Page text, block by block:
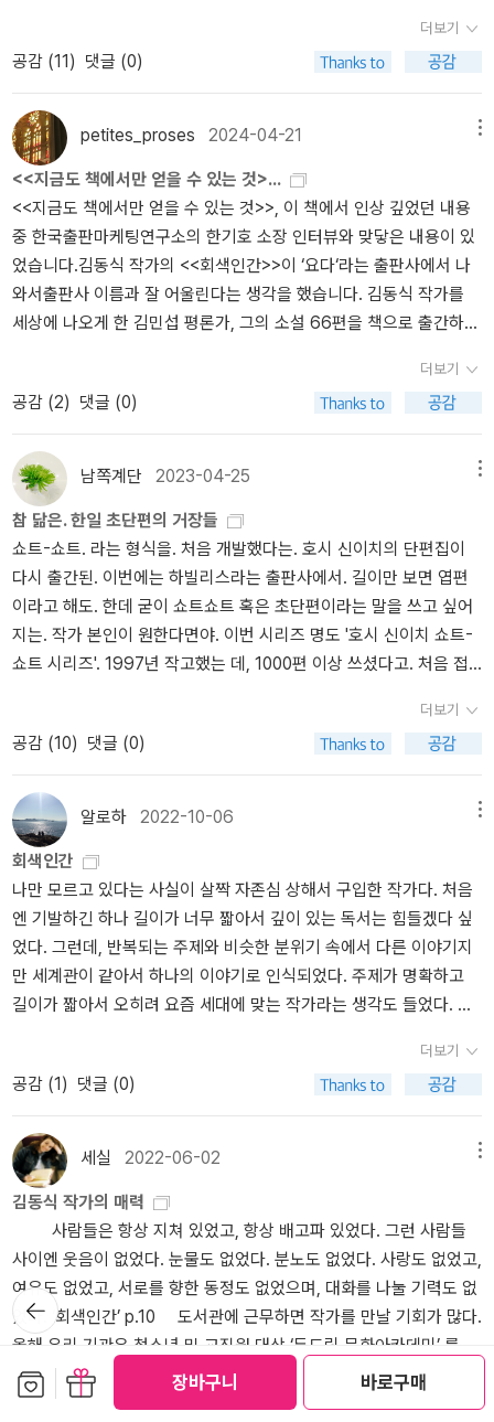
장바구니 바로구매
그런지 흥미 본위에 플러스 알파로 곁들인 약간의 메세지 정도로만
는 아니고; 물론 그 정도로 바라지는 않지만. 나는 과거에 순수 문학이
설에도 구성이나 문체가 신선하면서도 꽤 수준있는 작품들이 있었다.
그러나 이 책의 작가가 출판관계인에게 호평들은 '천재'의 반열인지까
지는 모르겠다. 작가의 인간승리적인 삶의 역정은 분명 글을 쓰는 데
나 남다른 이력을 어필하는데 좋은 자산이 되긴 할 것이다. 하지만 작
품 자체만으로 봤을 때, 소재의 독특함은 있지만 나머지 부분의 성취
에서 '천재'라고 할 만한 정도인지는 갸우뚱하게 된다. 천재로 정말 인
정 받으려면 더 노력해야 한다 (나는 노력해서도 천재가 될 수 있다고
생각한다).
말꽃짓기가 끝나지 않아요. 그저 고개 하나를 넘어가고서 쉴 뿐입니
다. 누리글집 가운데 ‘알라딘서재’를 찾아온 분이 ‘555만 5555’ 발걸
음이 넘어갑니다. 요즈음은 하루에도 발걸음 100만쯤 거뜬히 넘기는
분이 수두룩한데, 우리말꽃을 가다듬는 일꾼이 글을 올리는 누리집
한 곳에 ‘555 + 5555’가 찍히는 모습은 새삼스럽습니다. 돈을 안 벌
마음은 아니되, 돈만 벌 마음이 아니라서 유튜브를 할 마음이 아예 없
습니다. 그저 말과 글을 여미고 추스르고 돌보고 가꾸는 하루입니다.
이다음 ‘666 + 6666’이라는 발자국이 남는 길까지 새삼스레 걷자고
생각합니다. 섣달잔치란, 남이 나한테 베푸는 빛이 아닌, 내가 나한테
베풀면서 어느새 둘레에 밝게 피어아는 살림길이라는 하루라고 느낍
니다. 집일을 하고 살림을 헤아립니다. 읽으면서 쓰고, 쓰면서 읽습니
는 새와 풀벌레와 개구리와 뱀과 두꺼비와 벌나비와 뭇숨결을 헤아립
니다. 모두 한마음이기에 나란히 해바람비를 맞이하고, 겨울추위와
여름더위를 누립니다.ㅍㄹㄴ* 새로운 우리말꽃(국어사전) 짓는 일에
길동무 하기http://blog.naver.com/hbooklove/28525158* ‘말꽃
짓는 책숲, 숲노래’ 지기(최종규)가 쓴 책을 즐거이 장만해 주셔도 새
로운 우리말꽃(국어사전)을 짓는 길을 아름답게 도울 수 있습니다
더보기
공감 (11) 댓글 (0)
petites_proses 2024-04-21
<<지금도 책에서만 얻을 수 있는 것>...
<<지금도 책에서만 얻을 수 있는 것>>, 이 책에서 인상 깊었던 내용
중 한국출판마케팅연구소의 한기호 소장 인터뷰와 맞닿은 내용이 있
었습니다.김동식 작가의 <<회색인간>>이 ‘요다‘라는 출판사에서 나
와서출판사 이름과 잘 어울린다는 생각을 했습니다. 김동식 작가를
세상에 나오게 한 김민섭 평론가, 그의 소설 66편을 책으로 출간하고
출판사 중 하나라고 합니다. 한기로 소장은 창비에서 <<나의 문화 유
산 답사기>>, <<나는 빠리의 택시운전사>>, <<소설 동의보감>> 등
의영업자였다고 하시네요. (편집자와는 다른가요?)<<지금도 책에서
만 얻을 수 있는 것>>과 맞닿은 구절을아래 독서신문에 실린 인터뷰
에서 발췌했습니다. ˝요즘 사람들이 책을 안 읽는다고는 하지만, 뭔가
다른 것을 많이 읽기 시작했어요. 우리가 알던 독서의 행위가 줄어든
것은 사실이지만, 우리는 뭔가를 게걸스럽게 읽어대고 있어요. 특히
젊은 세대들은 읽기를 멈추지 않죠. 지하철에서 종이책을 읽는 사람
은 많지 않지만, 웹툰을 읽든 웹소설을 읽든 뭔가를 읽는 사람들은 점
점 늘어나고 있어요. 독서의 소외가 아니라, 독서의 범람이라고 볼 수
있겠지요.˝http://www.readersnews.com/news/articleView.htm
더보기
공감 (2) 댓글 (0)
남쪽계단 2023-04-25
참 닮은. 한일 초단편의 거장들
쇼트-쇼트. 라는 형식을. 처음 개발했다는. 호시 신이치의 단편집이
다시 출간된. 이번에는 하빌리스라는 출판사에서. 길이만 보면 엽편
이라고 해도. 한데 굳이 쇼트쇼트 혹은 초단편이라는 말을 쓰고 싶어
지는. 작가 본인이 원한다면야. 이번 시리즈 명도 '호시 신이치 쇼트-
쇼트 시리즈'. 1997년 작고했는 데, 1000편 이상 쓰셨다고. 처음 접
서울도서관에 우연히 발견한 '호시 신이치의 플라시보 시리즈'. 지식
여행 출판사에서 2007~2008년에 33권까지 나왔었다는 데. 서울도
서관에 20권 가량 들어와 있었던. 10권인가 15권인가 읽고. 읽은 책
과 읽지 않은 책이 헷갈리는 지경이 되면서. 손을 놨었던. 그리고. 김
동식 작가의 작품을 봤던게. 대략 10년 후 2017~18년이었던. 굳이
부연하자면 호시 신이치 사후 20년 후. 이 양반은 원래 공포 게시판에
글을 올리던 양반이라. 짧게 쓰던 게 특징으로 굳어진 케이스라고. 한
데 처음 읽으면서부터 호시 신이치와 참 닮았다는 생각을 했었던. 초
단편. 의 형식에서 두각을 나타내려면. 비슷해져야만 하는 걸까. 하는
생각이 들 정도로. 다작인 것도 비슷한. 2017년 출판사 요다에서 _회
색인간_, _세상에서 가장 약한 요괴_, _13일의 김남우_를 동시에 출간
낼 정도였으니. 5년만에 10권을. 매년 2권꼴로.거기에 2018년에는
독서토론지도서(?)인 _김동식 소설집으로 토론하기_를 내기도 했고.
2021년 박스세트를 내고 얼마 지나지 않아 창작지침서 _초단편 소설
쓰기_를 내기도 했던. 여기서 '초단편'이라는 용어를 굳이 쓰는 유래
도 여기서. 대단한 생산성이 아닐 수 없는. 2022년에도 요다에서 계
속 _궤변 말하기 대회_, _청부살인 협동조합_, 2023년에는 _인생박
물관_을. 그리고 위즈덤하우스에서 _백 명 버튼_을. 출판했으니. 여전
히 빠른. 현재진행형의 작가. 2021~2022년 작품들을 몇 개 놓쳤었
는 데. 2023년 작품들을 먼저 읽을 기회들이. 호시 신이치 새 단편선
출간과 겹쳐서. 호시 신이치와 김동식을 다시. 읽다보니. 다시. 참 닮
았다는 생각을. 최근의 _백 명 버튼_은 호시 신이치의 _완벽한 미인_
에 실린. '이봐, 나와!'와 같이. 짧은 데도. 경지에 다다랐다는. 생각을
하게 만들었던. 드디어. 라는 짜릿한 느낌이. '호시 신이치 쇼트-쇼트
더보기
공감 (10) 댓글 (0)
알로하 2022-10-06
회색인간
나만 모르고 있다는 사실이 살짝 자존심 상해서 구입한 작가다. 처음
엔 기발하긴 하나 길이가 너무 짧아서 깊이 있는 독서는 힘들겠다 싶
었다. 그런데, 반복되는 주제와 비슷한 분위기 속에서 다른 이야기지
만 세계관이 같아서 하나의 이야기로 인식되었다. 주제가 명확하고
길이가 짧아서 오히려 요즘 세대에 맞는 작가라는 생각도 들었다. 뒤
더보기
공감 (1) 댓글 (0)
세실 2022-06-02
김동식 작가의 매력
사람들은 항상 지쳐 있었고, 항상 배고파 있었다. 그런 사람들
사이엔 웃음이 없었다. 눈물도 없었다. 분노도 없었다. 사랑도 없었고,
여유도 없었고, 서로를 향한 동정도 없었으며, 대화를 나눌 기력도 없
었다. ‘회색인간’ p.10 도서관에 근무하면 작가를 만날 기회가 많다.
올해 우리 기관은 청소년 및 교직원 대상 ‘두드림 문화아카데미’ 를 운
영하면서 강원국, 강정모, 남궁인, 조윤범, 이주은 등 문화예술 관련
다양한 강사의 강연을 진행하고 있다. 불과 몇 년 전까지 출판사나 포
더보기
뒤로가
기